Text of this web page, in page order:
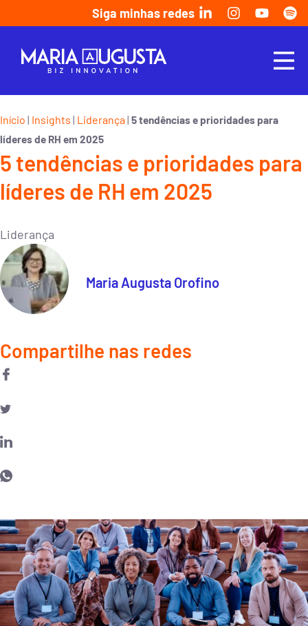
Siga minhas redes
Início | Insights | Liderança| 5 tendências e prioridades para
líderes de RH em 2025
5 tendências e prioridades para
líderes de RH em 2025
Liderança
Maria Augusta Orofino
Compartilhe nas redes